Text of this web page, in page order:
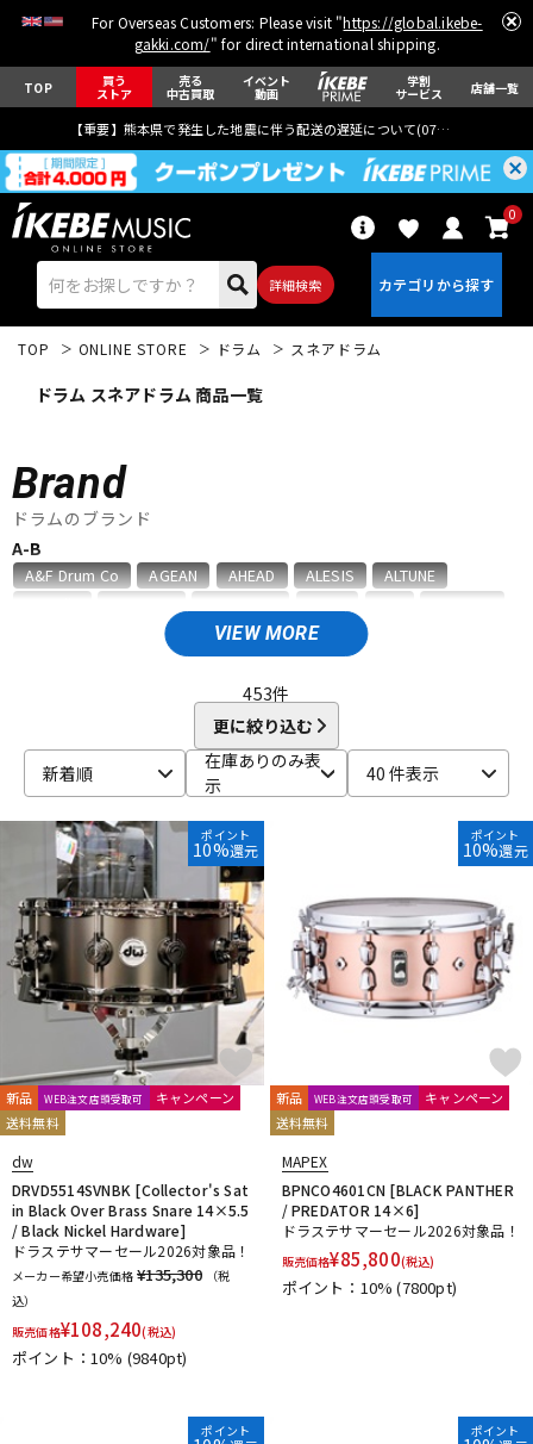
For Overseas Customers: Please visit "https://global.ikebe-
gakki.com/" for direct international shipping.
TOP 買う
ストア
売る
中古買取
イベント
動画
学割
サービス 店舗一覧
【重要】熊本県で発生した地震に伴う配送の遅延について(07月29日
詳細検索
0
エレキギター
ベース ウクレレ
パーカッション
管楽器
アンプ エフェクター
DJ機器 DTM
DTM オンライン納品 レコーディング機器
中古 ヴィンテージ
TOP ONLINE STORE ドラム スネアドラム
ドラム スネアドラム 商品一覧
Brand
ドラムのブランド
VIEW MORE
A-B
A&F Drum Co AGEAN AHEAD ALESIS
ALTUNE
basiner BASS DRUM O's
Beato
BIG FAT SNARE DRUM
BONNEY DRUM JAPAN
Brush Fire
CANOPUS COO design Craig Lauritsen
Craviotto
CYMBAG
CYMPAD Daiking Corporation
DANMAR
DRUM CLIP
Drum Dial Drum Gym
Drummer's Grip
DRUMMERS TOP TEAM dw
E-G
ECO MUSIC Ellis Cymbal ELLIS ISLAND emjmod
EVANS
Evetts Drum Company
fibes Flix
Funch Cymbals
GATOR
Gibraltar GORILLA SNOT GOSTRAY
GRETSCH
GrooveTech Tools
Grover Pro Percussion GRUV-X
HARD CASE HUDSON MUSIC
Inami Custom Drums
INDe
Innovative Percussion
Istanbul
Istanbul／Mehmet
JOE MONTINERI
JOHNNY RABB DRUMSTICKS
Kentville Drums
KEPLINGER DRUMS Kick Block
Kikutani
kitano
KORG KUPPMEN
L-N
LERNI LOS CABOS LP Ludwig MAPEX
Masterwork
MATT BETTIS
MEDELI MEINL MONO
MUSIC NOMAD
MUSIC WORKS
No Brand
NOBLE&COOLEY
OFFWORLD Percussion
453件
更に絞り込む
新着順
在庫ありのみ表
示
40 件表示
ポイント
10%還元
新品 WEB注文店頭受取可
キャンペーン
送料無料
dw
DRVD5514SVNBK [Collector's Sat
in Black Over Brass Snare 14×5.5
/ Black Nickel Hardware]
ドラステサマーセール2026対象品！
メーカー希望小売価格 ¥135,300
（税
込）
販売価格¥108,240(税込)
ポイント：10% (9840pt)
ポイント
10%還元
新品 WEB注文店頭受取可
キャンペーン
送料無料
MAPEX
BPNCO4601CN [BLACK PANTHER
/ PREDATOR 14×6]
ドラステサマーセール2026対象品！
販売価格¥85,800(税込)
ポイント：10%(7800pt)
ポイント ポイント